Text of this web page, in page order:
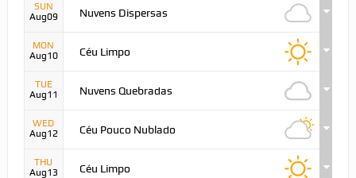
SUN
Aug09
Nuvens Dispersas
MON
Aug10
Céu Limpo
TUE
Aug11
Nuvens Quebradas
WED
Aug12
Céu Pouco Nublado
THU
Aug13
Céu Limpo